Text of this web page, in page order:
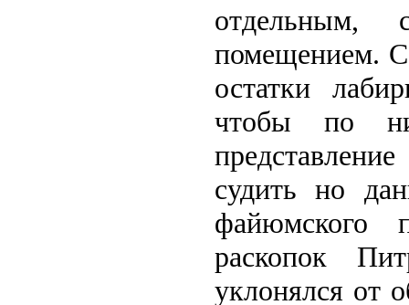
отдельным,
помещением.
остатки
чтобы по
судить но
файюмского
раскопок
уклонялся от